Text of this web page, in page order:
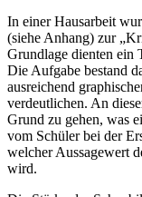
In einer Hausarbeit
(siehe Anhang) zur
Grundlage dienten ein
Die Aufgabe bestand
ausreichend
verdeutlichen. An
Grund zu gehen, was
vom Schüler bei der
welcher Aussagewert
wird.